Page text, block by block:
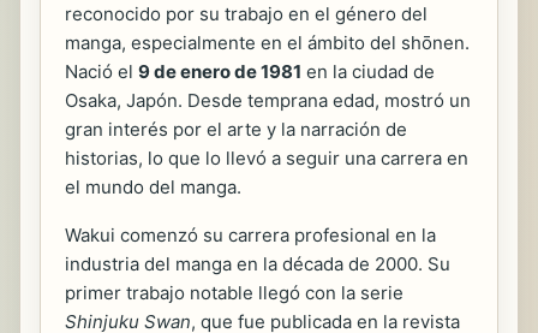
reconocido por su trabajo en el género del
manga, especialmente en el ámbito del shōnen.
Nació el 9 de enero de 1981 en la ciudad de
Osaka, Japón. Desde temprana edad, mostró un
gran interés por el arte y la narración de
historias, lo que lo llevó a seguir una carrera en
el mundo del manga.
Wakui comenzó su carrera profesional en la
industria del manga en la década de 2000. Su
primer trabajo notable llegó con la serie
Shinjuku Swan, que fue publicada en la revista